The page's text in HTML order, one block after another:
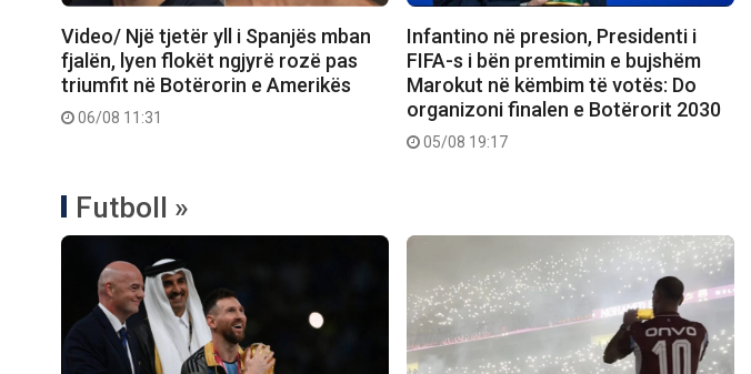
Video/ Një tjetër yll i Spanjës mban
fjalën, lyen flokët ngjyrë rozë pas
triumfit në Botërorin e Amerikës
06/08 11:31
Infantino në presion, Presidenti i
FIFA-s i bën premtimin e bujshëm
Marokut në këmbim të votës: Do
organizoni finalen e Botërorit 2030
05/08 19:17
Futboll »